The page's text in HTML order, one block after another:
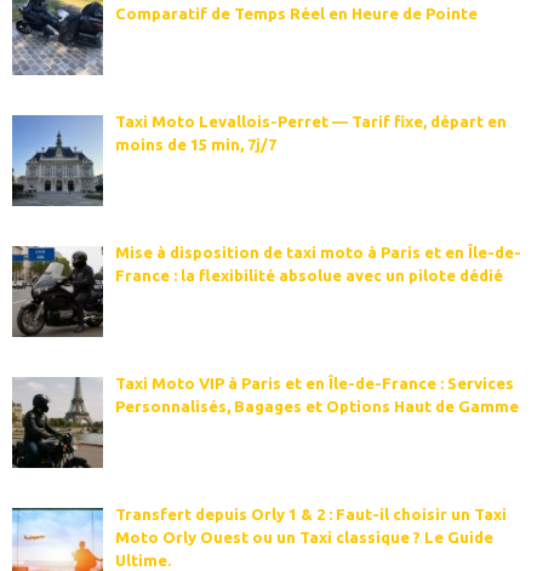
Comparatif de Temps Réel en Heure de Pointe
Taxi Moto Levallois-Perret — Tarif fixe, départ en
moins de 15 min, 7j/7
Mise à disposition de taxi moto à Paris et en Île-de-
France : la flexibilité absolue avec un pilote dédié
Taxi Moto VIP à Paris et en Île-de-France : Services
Personnalisés, Bagages et Options Haut de Gamme
Transfert depuis Orly 1 & 2 : Faut-il choisir un Taxi
Moto Orly Ouest ou un Taxi classique ? Le Guide
Ultime.